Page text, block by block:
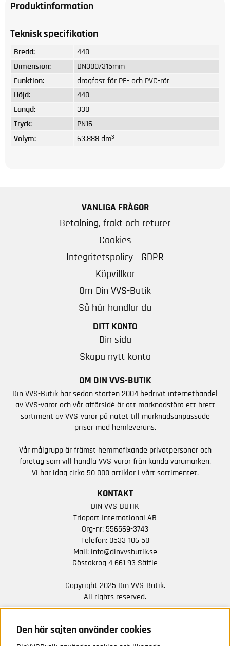
Produktinformation
Teknisk specifikation
Bredd:
440
Dimension:
DN300/315mm
Funktion:
dragfast för PE- och PVC-rör
Höjd:
440
Längd:
330
Tryck:
PN16
Volym:
63.888 dm³
VANLIGA FRÅGOR
Betalning, frakt och returer
Cookies
Integritetspolicy - GDPR
Köpvillkor
Om Din VVS-Butik
Så här handlar du
DITT KONTO
Din sida
Skapa nytt konto
OM DIN VVS-BUTIK
Din VVS-Butik har sedan starten 2004 bedrivit internethandel
av VVS-varor och vår affärsidé är att marknadsföra ett brett
sortiment av VVS-varor på nätet till marknadsanpassade
priser med hemleverans.
Vår målgrupp är främst hemmafixande privatpersoner och
företag som vill handla VVS-varor från kända varumärken.
Vi har idag cirka 50 000 artiklar i vårt sortimentet.
KONTAKT
DIN VVS-BUTIK
Triopart International AB
Org-nr: 556569-3743
Telefon: 0533-106 50
Mail: info@dinvvsbutik.se
Göstakrog 4 661 93 Säffle
Copyright 2025 Din VVS-Butik.
All rights reserved.
NYHETER FRÅN OSS
Den här sajten använder cookies